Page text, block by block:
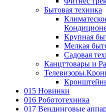
Бытовая техника
Крупная
Мелкая
Садовая
Канцттовары и
015 Новинки
016 Робототехника
017 Вендинговые